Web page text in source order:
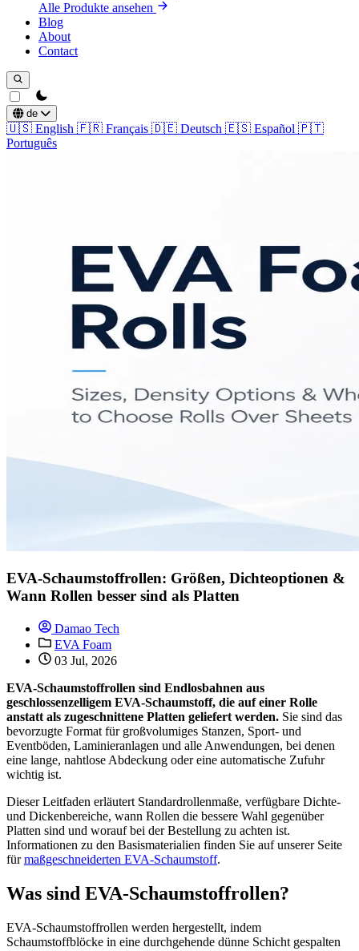
Alle Produkte ansehen
Blog
About
Contact
theme switcher
de
🇺🇸 English 🇫🇷 Français 🇩🇪 Deutsch 🇪🇸 Español 🇵🇹
Português
EVA-Schaumstoffrollen: Größen, Dichteoptionen &
Wann Rollen besser sind als Platten
Damao Tech
EVA Foam
03 Jul, 2026
EVA-Schaumstoffrollen sind Endlosbahnen aus
geschlossenzelligem EVA-Schaumstoff, die auf einer Rolle
anstatt als zugeschnittene Platten geliefert werden. Sie sind das
bevorzugte Format für großvolumiges Stanzen, Sport- und
Eventböden, Laminieranlagen und alle Anwendungen, bei denen
eine lange, nahtlose Abdeckung oder eine automatische Zufuhr
wichtig ist.
Dieser Leitfaden erläutert Standardrollenmaße, verfügbare Dichte-
und Dickenbereiche, wann Rollen die bessere Wahl gegenüber
Platten sind und worauf bei der Bestellung zu achten ist.
Informationen zu den Basismaterialien finden Sie auf unserer Seite
fürmaßgeschneiderten EVA-Schaumstoff.
Was sind EVA-Schaumstoffrollen?
EVA-Schaumstoffrollen werden hergestellt, indem
Schaumstoffblöcke in eine durchgehende dünne Schicht gespalten